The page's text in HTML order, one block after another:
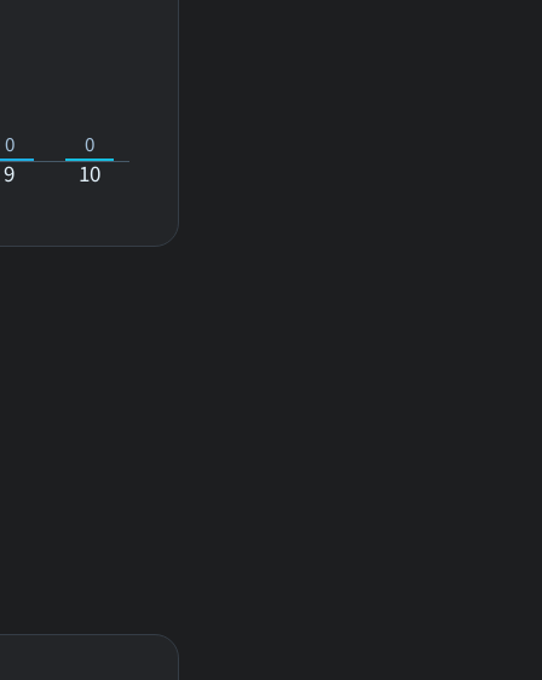
0 0
9 10